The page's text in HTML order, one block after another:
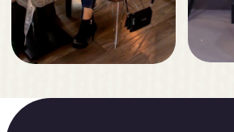
ВАШ АРТ-ВЕЧЕР